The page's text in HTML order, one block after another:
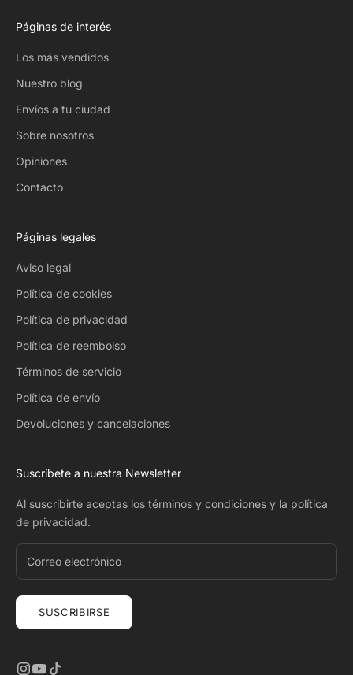
Páginas de interés
Los más vendidos
Nuestro blog
Envíos a tu ciudad
Sobre nosotros
Opiniones
Contacto
Páginas legales
Aviso legal
Política de cookies
Política de privacidad
Política de reembolso
Términos de servicio
Política de envío
Devoluciones y cancelaciones
Suscríbete a nuestra Newsletter
Al suscribirte aceptas los términos y condiciones y la política
de privacidad.
SUSCRIBIRSE